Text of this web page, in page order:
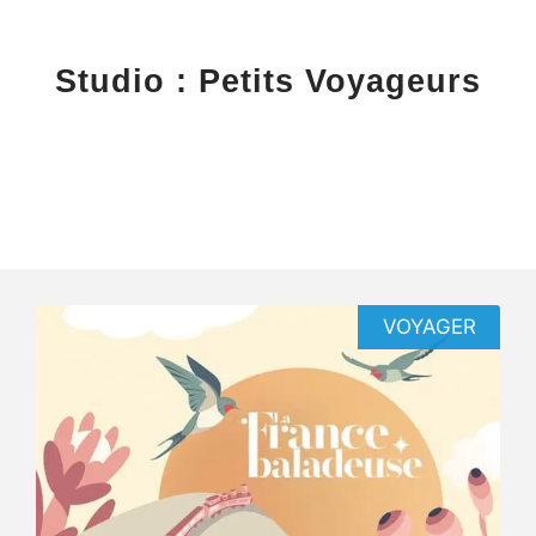
Studio : Petits Voyageurs
VOYAGER